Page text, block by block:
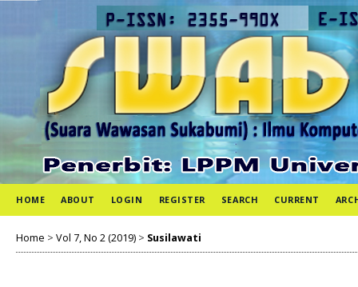
HOME ABOUT LOGIN REGISTER SEARCH CURRENT
Home > Vol 7, No 2 (2019) > Susilawati